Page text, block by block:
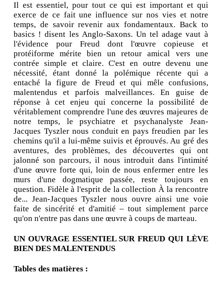
Il est essentiel, pour tout ce qui est important et qui
exerce de ce fait une influence sur nos vies et notre
temps, de savoir revenir aux fondamentaux. Back to
basics ! disent les Anglo-Saxons. Un tel adage vaut à
l'évidence pour Freud dont l'œuvre copieuse et
protéiforme mérite bien un retour amical vers une
contrée simple et claire. C'est en outre devenu une
nécessité, étant donné la polémique récente qui a
entaché la figure de Freud et qui mêle confusions,
malentendus et parfois malveillances. En guise de
réponse à cet enjeu qui concerne la possibilité de
véritablement comprendre l'une des œuvres majeures de
notre temps, le psychiatre et psychanalyste Jean-
Jacques Tyszler nous conduit en pays freudien par les
chemins qu'il a lui-même suivis et éprouvés. Au gré des
aventures, des problèmes, des découvertes qui ont
jalonné son parcours, il nous introduit dans l'intimité
d'une œuvre forte qui, loin de nous enfermer entre les
murs d'une dogmatique passée, reste toujours en
question. Fidèle à l'esprit de la collection À la rencontre
de... Jean-Jacques Tyszler nous ouvre ainsi une voie
faite de sincérité et d'amitié – tout simplement parce
qu'on n'entre pas dans une œuvre à coups de marteau.
UN OUVRAGE ESSENTIEL SUR FREUD QUI LÈVE
BIEN DES MALENTENDUS
Tables des matières :